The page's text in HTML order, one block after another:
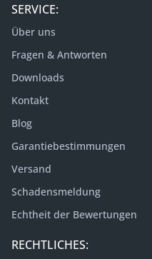
SERVICE:
Über uns
Fragen & Antworten
Downloads
Kontakt
Blog
Garantiebestimmungen
Versand
Schadensmeldung
Echtheit der Bewertungen
RECHTLICHES: